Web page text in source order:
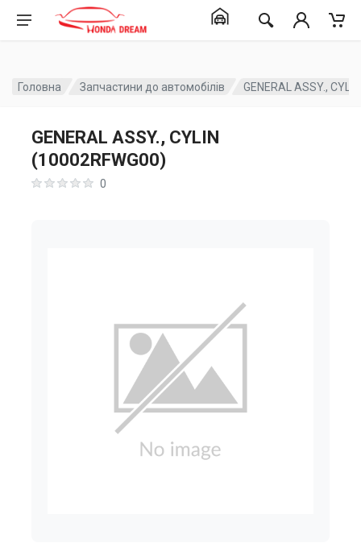
Головна Запчастини до автомобілів GENERAL ASSY.,
GENERAL ASSY., CYLIN
(10002RFWG00)
0